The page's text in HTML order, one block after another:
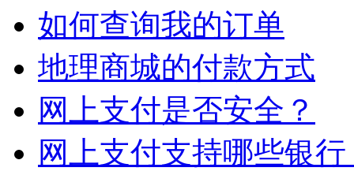
如何查询我的订单
地理商城的付款方式
网上支付是否安全？
网上支付支持哪些银行